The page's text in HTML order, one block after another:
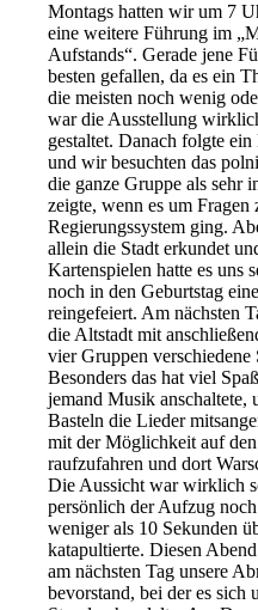
Montags hatten wir um 7
eine weitere Führung im
Aufstands“. Gerade jene
besten gefallen, da es ein
die meisten noch wenig
war die Ausstellung
gestaltet. Danach folgte
und wir besuchten das
die ganze Gruppe als sehr
zeigte, wenn es um Fragen
Regierungssystem ging.
allein die Stadt erkundet
Kartenspielen hatte es uns
noch in den Geburtstag
reingefeiert. Am nächsten
die Altstadt mit
vier Gruppen verschiedene
Besonders das hat viel
jemand Musik anschaltete,
Basteln die Lieder
mit der Möglichkeit auf
raufzufahren und dort
Die Aussicht war wirklich
persönlich der Aufzug
weniger als 10 Sekunden
katapultierte. Diesen
am nächsten Tag unsere
bevorstand, bei der es sich